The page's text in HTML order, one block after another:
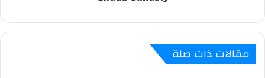
مقالات ذات صلة